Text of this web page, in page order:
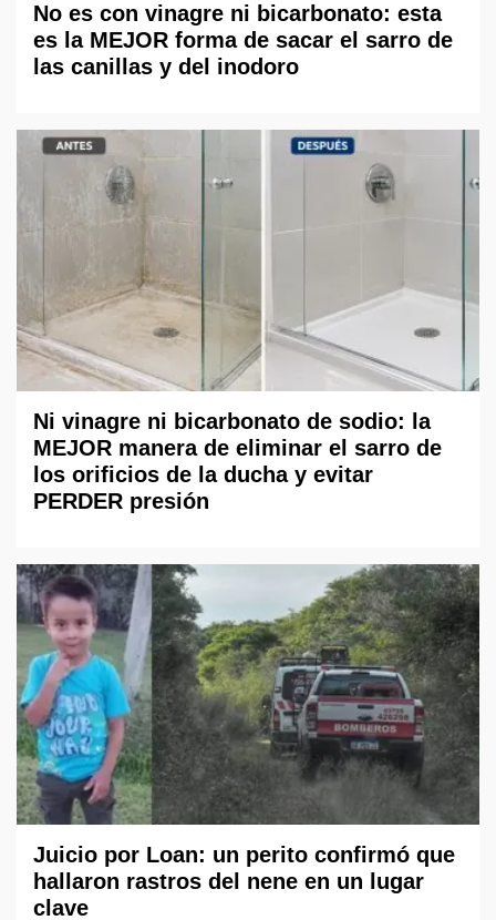
No es con vinagre ni bicarbonato: esta
es la MEJOR forma de sacar el sarro de
las canillas y del inodoro
Ni vinagre ni bicarbonato de sodio: la
MEJOR manera de eliminar el sarro de
los orificios de la ducha y evitar
PERDER presión
Juicio por Loan: un perito confirmó que
hallaron rastros del nene en un lugar
clave